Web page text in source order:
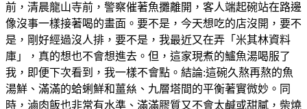
前，清晨龍山寺前，警察催著魚攤離開，客人端起碗站在路邊
像沒事一樣接著喝的畫面。要不是，今天想吃的店沒開，要不
是，剛好經過沒人排，要不是，我最近又在弄「米其林資料
庫」，真的想也不會想進去。但，這家現煮的鱸魚湯喝服了
我，即便下次看到，我一樣不會點。結論:這碗久熬再熬的魚
湯鮮、滿滿的蛤蜊鮮和薑𢇃、九層塔間的平衡著實微妙。同
時，滷肉飯也非常有水準、滿滿膠質又不會太鹹或甜膩，柴燒